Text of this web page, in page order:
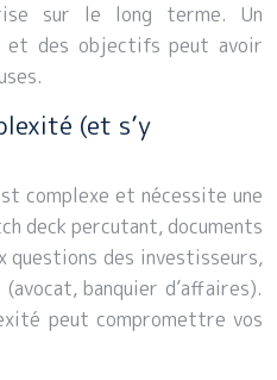
sur le long terme. Un
et des objectifs peut avoir
(et s’y
complexe et nécessite une
deck percutant, documents
questions des investisseurs,
banquier d’affaires).
peut compromettre vos